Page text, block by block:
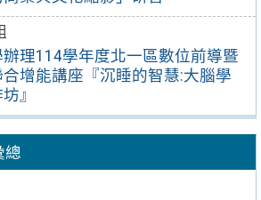
理114學年度北一區數位前導暨
增能講座『沉睡的智慧:大腦學
』
總